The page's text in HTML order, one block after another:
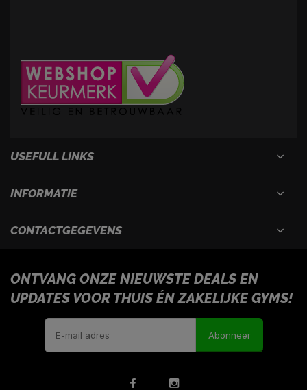
USEFULL LINKS
INFORMATIE
CONTACTGEGEVENS
ONTVANG ONZE NIEUWSTE DEALS EN
UPDATES VOOR THUIS ÉN ZAKELIJKE GYMS!
Abonneer